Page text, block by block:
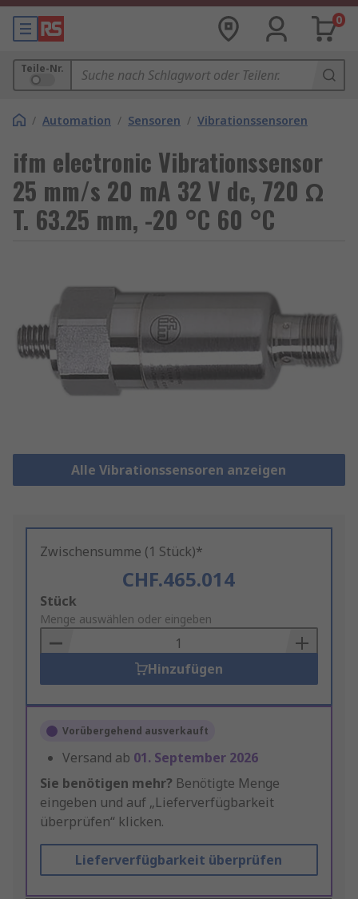
0
Teile-Nr.
/ Automation / Sensoren / Vibrationssensoren
ifm electronic Vibrationssensor
25 mm/s 20 mA 32 V dc, 720 Ω
T. 63.25 mm, -20 °C 60 °C
Alle Vibrationssensoren anzeigen
Zwischensumme (1 Stück)*
CHF.465.014
Add
to
Basket
Stück
Menge auswählen oder eingeben
Hinzufügen
Vorübergehend ausverkauft
Versand ab 01. September 2026
Sie benötigen mehr? Benötigte Menge
eingeben und auf „Lieferverfügbarkeit
überprüfen“ klicken.
Lieferverfügbarkeit überprüfen